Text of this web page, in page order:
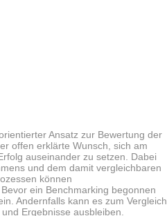
Ansatz zur Bewertung der
offen erklärte Wunsch, sich am
auseinander zu setzen. Dabei
und dem damit vergleichbaren
können
ein Benchmarking begonnen
Andernfalls kann es zum Vergleich
Ergebnisse ausbleiben.